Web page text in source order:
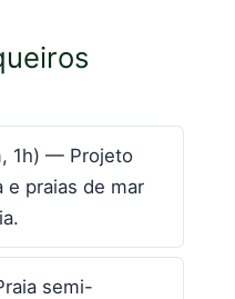
1h) — Projeto
e praias de mar
semi-